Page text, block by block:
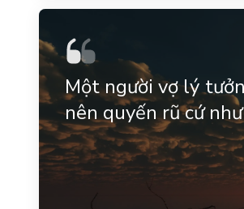
Một người vợ lý
nên quyến rũ cứ